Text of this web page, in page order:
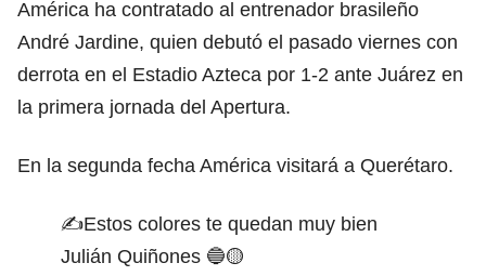
América ha contratado al entrenador brasileño
André Jardine, quien debutó el pasado viernes con
derrota en el Estadio Azteca por 1-2 ante Juárez en
la primera jornada del Apertura.
En la segunda fecha América visitará a Querétaro.
✍️Estos colores te quedan muy bien
Julián Quiñones 🔵🟡